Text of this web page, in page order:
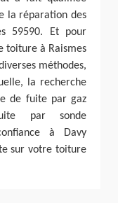
la réparation des
59590. Et pour
toiture à Raismes
méthodes,
la recherche
de fuite par gaz
par sonde
à Davy
sur votre toiture